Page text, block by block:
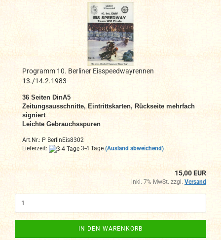
Programm 10. Berliner Eisspeedwayrennen
13./14.2.1983
36 Seiten DinA5
Zeitungsausschnitte, Eintrittskarten, Rückseite mehrfach
signiert
Leichte Gebrauchsspuren
Art.Nr.: P BerlinEis8302
Lieferzeit:
3-4 Tage (Ausland abweichend)
15,00 EUR
inkl. 7% MwSt. zzgl. Versand
IN DEN WARENKORB